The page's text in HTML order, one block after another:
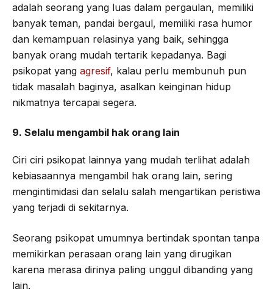
adalah seorang yang luas dalam pergaulan, memiliki
banyak teman, pandai bergaul, memiliki rasa humor
dan kemampuan relasinya yang baik, sehingga
banyak orang mudah tertarik kepadanya. Bagi
psikopat yang agresif, kalau perlu membunuh pun
tidak masalah baginya, asalkan keinginan hidup
nikmatnya tercapai segera.
9. Selalu mengambil hak orang lain
Ciri ciri psikopat lainnya yang mudah terlihat adalah
kebiasaannya mengambil hak orang lain, sering
mengintimidasi dan selalu salah mengartikan peristiwa
yang terjadi di sekitarnya.
Seorang psikopat umumnya bertindak spontan tanpa
memikirkan perasaan orang lain yang dirugikan
karena merasa dirinya paling unggul dibanding yang
lain.